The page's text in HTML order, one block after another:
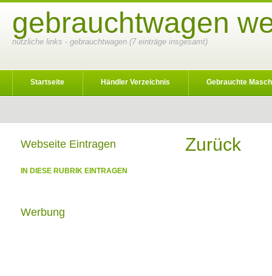
gebrauchtwagen
nützliche links - gebrauchtwagen (7 einträge insgesamt)
Startseite Händler Verzeichnis Gebrauchte
Zurück
Webseite Eintragen
IN DIESE RUBRIK EINTRAGEN
Werbung